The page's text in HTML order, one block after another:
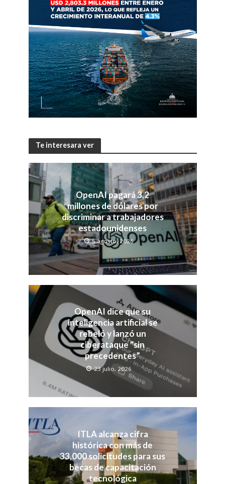
Te interesara ver
OpenAI pagará 3,2
millones de dólares por
discriminar a trabajadores
estadounidenses
5 agosto, 2026
OpenAI dice que su
inteligencia artificial se
rebeló y lanzó un
ciberataque “sin
precedentes”
23 julio, 2026
ITLA alcanza cifra
histórica con más de
33,000 solicitudes para sus
becas de capacitación
tecnológica